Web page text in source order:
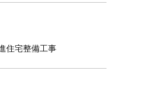
住宅整備工事